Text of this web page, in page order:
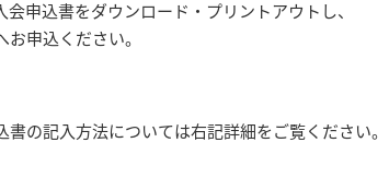
申込書をダウンロード・プリントアウトし、
申込ください。
の記入方法については右記詳細をご覧ください。